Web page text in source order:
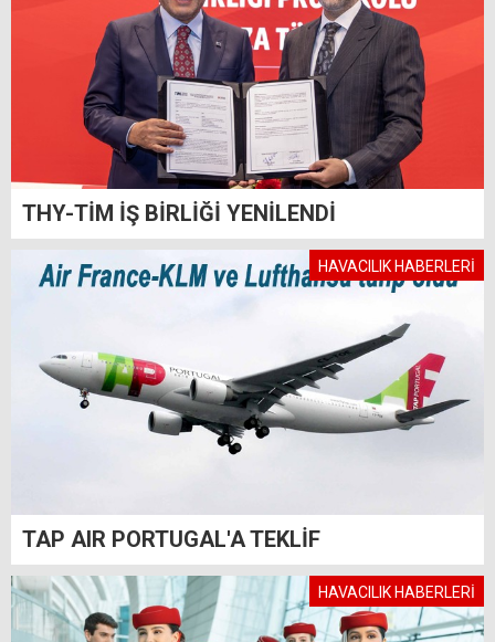
THY-TİM İŞ BİRLİĞİ YENİLENDİ
HAVACILIK HABERLERİ
TAP AIR PORTUGAL'A TEKLİF
HAVACILIK HABERLERİ